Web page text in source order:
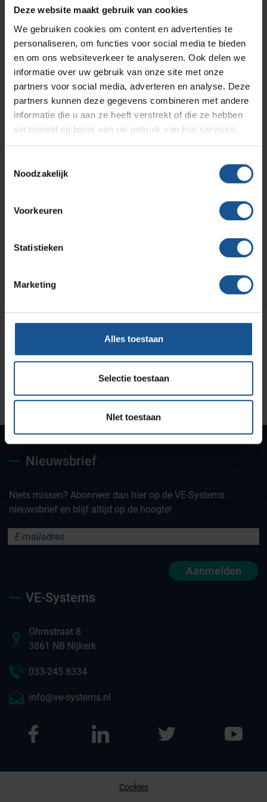
Deze website maakt gebruik van cookies
We gebruiken cookies om content en advertenties te
personaliseren, om functies voor social media te bieden
en om ons websiteverkeer te analyseren. Ook delen we
informatie over uw gebruik van onze site met onze
partners voor social media, adverteren en analyse. Deze
partners kunnen deze gegevens combineren met andere
informatie die u aan ze heeft verstrekt of die ze hebben
verzameld op basis van uw gebruik van hun services.
Noodzakelijk
Voorkeuren
Statistieken
Marketing
Alles toestaan
Selectie toestaan
NIet toestaan
Verzenden
Contact informatie
VE-Systems
3861 NB Nijkerk
deskundig advies
ervaring
Nieuwsbrief
Niets missen? Abonneer dan hier op de VE-Systems
nieuwsbrief en blijf altijd op de hoogte!
Aanmelden
VE-Systems
Ohmstraat 8
3861 NB Nijkerk
033-245 8334
info@ve-systems.nl
Cookies
Branches
Solutions
RVS Werkplekinrichting
Productlijnen
Medische afvalverpakkingen
Infectiepreventie en hygiëne
Assortiment
Onze merken
Hammerlit
Septodry
Metro
Zarges
Contact
Ons team
Klantcases
Vacatures